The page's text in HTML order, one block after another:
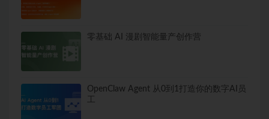
零基础 AI 漫剧智能量产创作营
OpenClaw Agent 从0到1打造你的数字AI员
工